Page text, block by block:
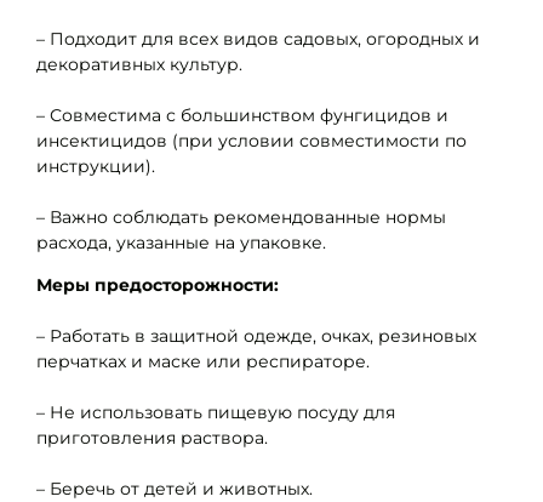
– Подходит для всех видов садовых, огородных и
декоративных культур.
– Совместима с большинством фунгицидов и
инсектицидов (при условии совместимости по
инструкции).
– Важно соблюдать рекомендованные нормы
расхода, указанные на упаковке.
Меры предосторожности:
– Работать в защитной одежде, очках, резиновых
перчатках и маске или респираторе.
– Не использовать пищевую посуду для
приготовления раствора.
– Беречь от детей и животных.